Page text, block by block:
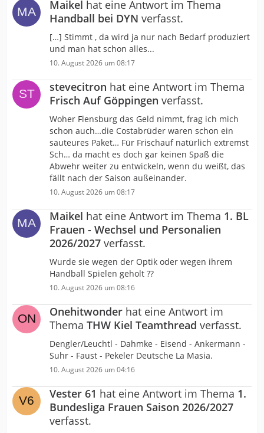
Maikel hat eine Antwort im Thema
Handball bei DYN verfasst.
[…] Stimmt , da wird ja nur nach Bedarf produziert
und man hat schon alles...
10. August 2026 um 08:17
stevecitron hat eine Antwort im Thema
Frisch Auf Göppingen verfasst.
Woher Flensburg das Geld nimmt, frag ich mich
schon auch…die Costabrüder waren schon ein
sauteures Paket… Für Frischauf natürlich extremst
Sch… da macht es doch gar keinen Spaß die
Abwehr weiter zu entwickeln, wenn du weißt, das
fällt nach der Saison außeinander.
10. August 2026 um 08:17
Maikel hat eine Antwort im Thema 1. BL
Frauen - Wechsel und Personalien
2026/2027 verfasst.
Wurde sie wegen der Optik oder wegen ihrem
Handball Spielen geholt ??
10. August 2026 um 08:16
Onehitwonder hat eine Antwort im
Thema THW Kiel Teamthread verfasst.
Dengler/Leuchtl - Dahmke - Eisend - Ankermann -
Suhr - Faust - Pekeler Deutsche La Masia.
10. August 2026 um 04:16
Vester 61 hat eine Antwort im Thema 1.
Bundesliga Frauen Saison 2026/2027
verfasst.